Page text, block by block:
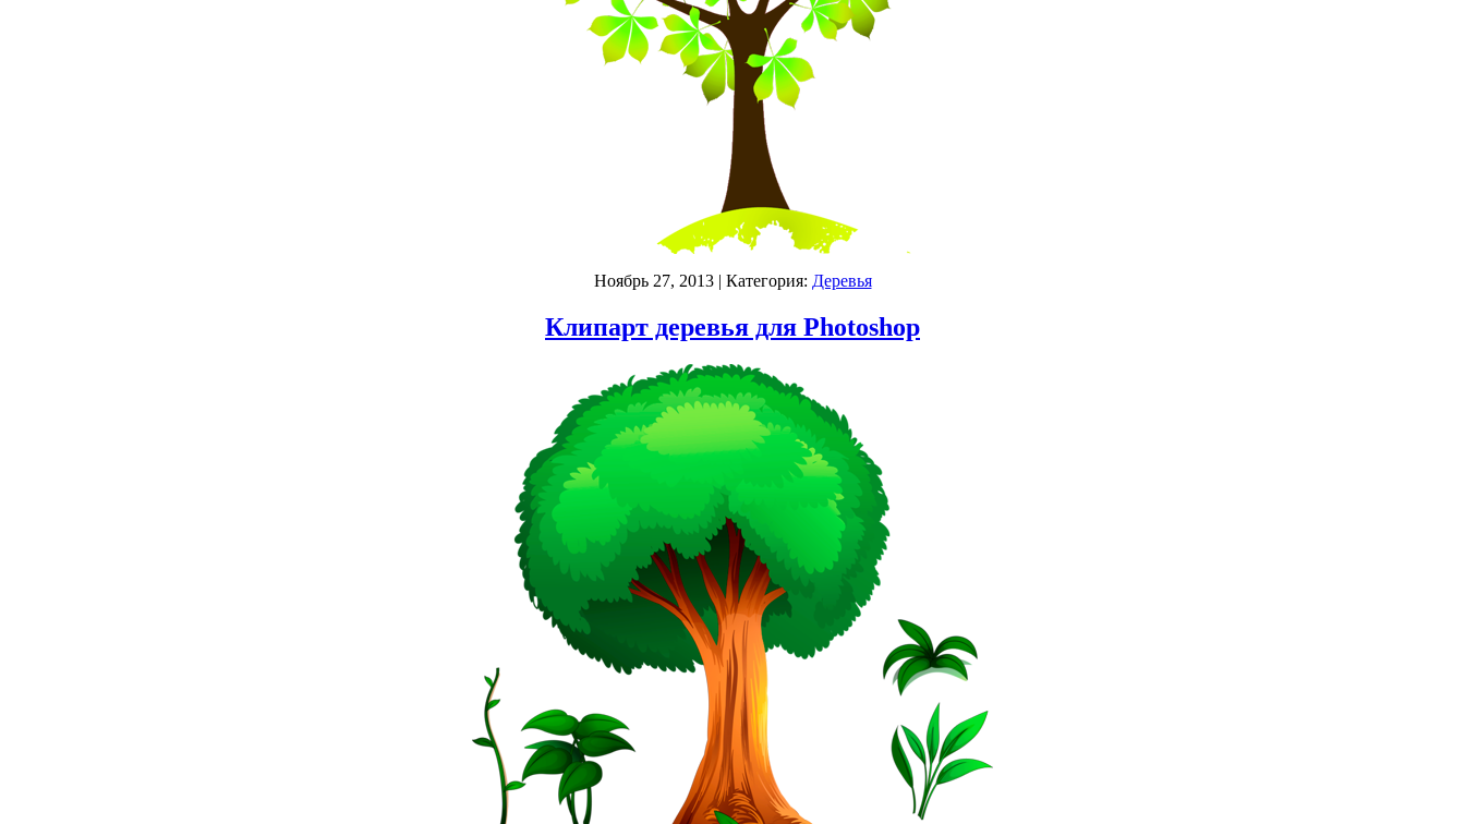
Ноябрь 27, 2013| Категория: Деревья
Клипарт деревья для Photoshop